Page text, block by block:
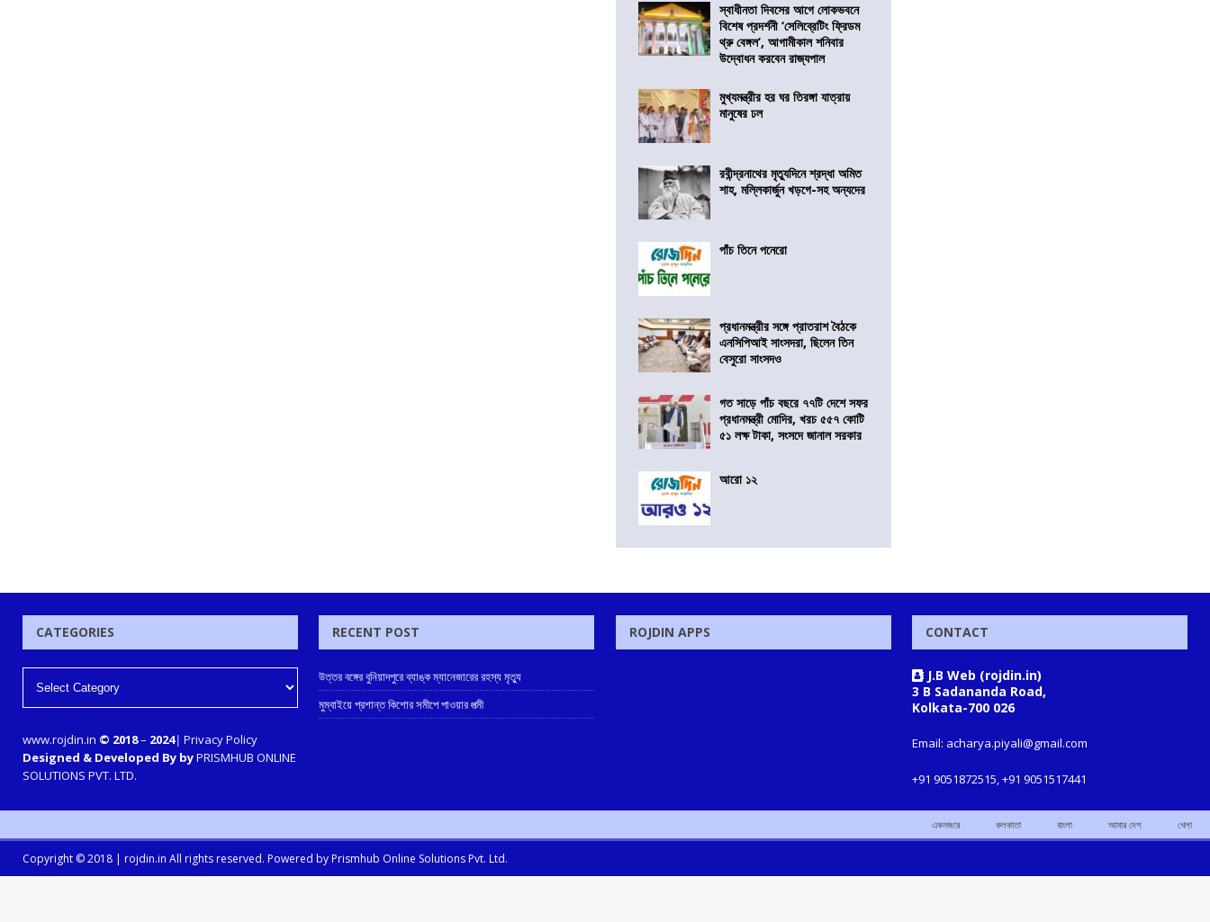
স্বাধীনতা দিবসের আগে লোকভবনে
বিশেষ প্রদর্শনী ‘সেলিব্রেটিং ফ্রিডম
থ্রু বেঙ্গল’, আগামীকাল শনিবার
উদ্বোধন করবেন রাজ্যপাল
মুখ্যমন্ত্রীর হর ঘর তিরঙ্গা যাত্রায়
মানুষের ঢল
রবীন্দ্রনাথের মৃত্যুদিনে শ্রদ্ধা অমিত
শাহ, মল্লিকার্জুন খড়গে-সহ অন্যদের
পাঁচ তিনে পনেরো
প্রধানমন্ত্রীর সঙ্গে প্রাতরাশ বৈঠকে
এনসিপিআই সাংসদরা, ছিলেন তিন
বেসুরো সাংসদও
গত সাড়ে পাঁচ বছরে ৭৭টি দেশে সফর
প্রধানমন্ত্রী মোদির, খরচ ৫৫৭ কোটি
৫১ লক্ষ টাকা, সংসদে জানাল সরকার
আরো ১২
CATEGORIES
www.rojdin.in © 2018– 2024| Privacy Policy
Designed & Developed By byPRISMHUB ONLINE
SOLUTIONS PVT. LTD.
RECENT POST
উত্তর বঙ্গের বুনিয়াদপুরে ব্যাঙ্ক ম্যানেজারের রহস্য মৃত্যু
মুম্বাইয়ে প্রশান্ত কিশোর সমীপে পাওয়ার পত্মী
ROJDIN APPS CONTACT
J.B Web (rojdin.in)
3 B Sadananda Road,
Kolkata-700 026
Email: acharya.piyali@gmail.com
+91 9051872515, +91 9051517441
একনজরে কলকাতা বাংলা আমার দেশ খেলা
Copyright © 2018 | rojdin.in All rights reserved. Powered by Prismhub Online Solutions Pvt. Ltd.